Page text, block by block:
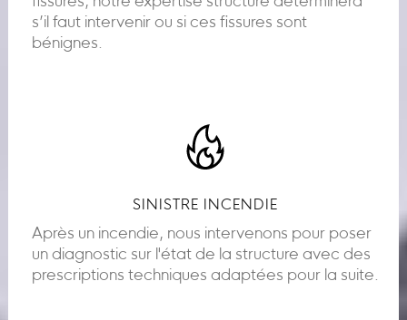
s’il faut intervenir ou si ces fissures sont
bénignes.
SINISTRE INCENDIE
Après un incendie, nous intervenons pour poser
un diagnostic sur l'état de la structure avec des
prescriptions techniques adaptées pour la suite.